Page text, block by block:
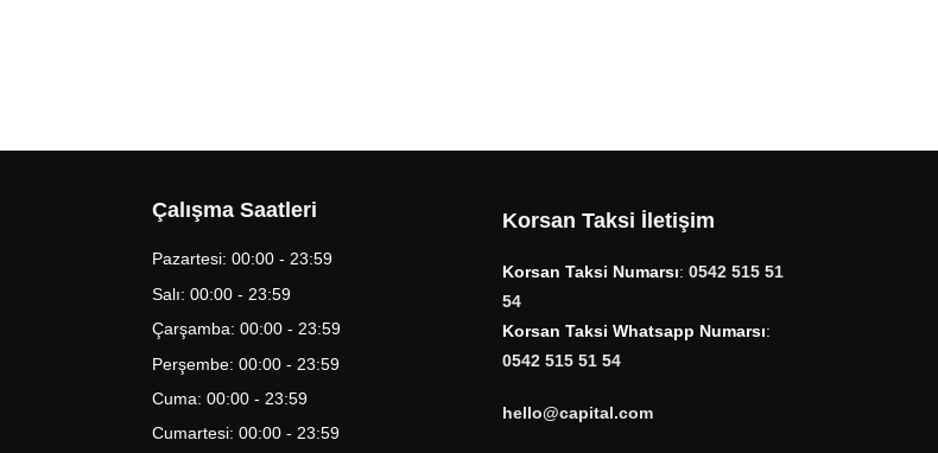
Çalışma Saatleri
Pazartesi: 00:00 - 23:59
Salı: 00:00 - 23:59
Çarşamba: 00:00 - 23:59
Perşembe: 00:00 - 23:59
Cuma: 00:00 - 23:59
Cumartesi: 00:00 - 23:59
Korsan Taksi İletişim
Korsan Taksi Numarsı: 0542 515 51
54
Korsan Taksi Whatsapp Numarsı:
0542 515 51 54
hello@capital.com